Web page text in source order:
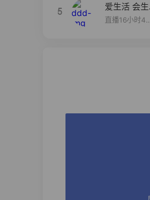
5
爱生活 会生
活
直播16小时45